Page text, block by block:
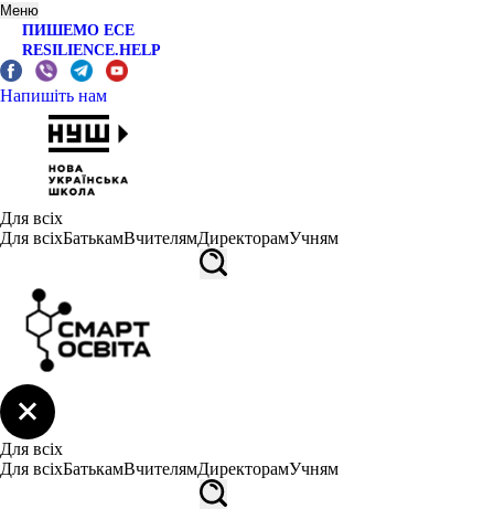
Меню
ПИШЕМО ЕСЕ
RESILIENCE.HELP
Напишіть нам
Для всіх
Для всіхБатькамВчителямДиректорамУчням
Для всіх
Для всіхБатькамВчителямДиректорамУчням